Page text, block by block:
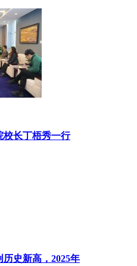
校长丁梧秀一行
史新高，2025年